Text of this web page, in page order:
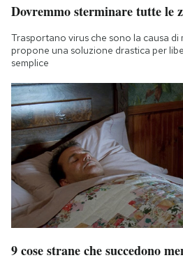
Dovremmo sterminare tutte le
Trasportano virus che sono la causa di
propone una soluzione drastica per
semplice
9 cose strane che succedono